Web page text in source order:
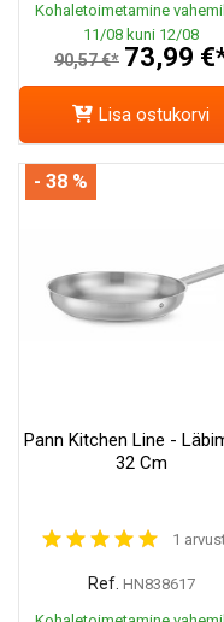
Kohaletoimetamine
11/08 kuni 12/08
90,57 €* 73,99
Lisa ostukorvi
Pann Kitchen Line -
32 Cm
1
Ref. HN838617
- 38 %